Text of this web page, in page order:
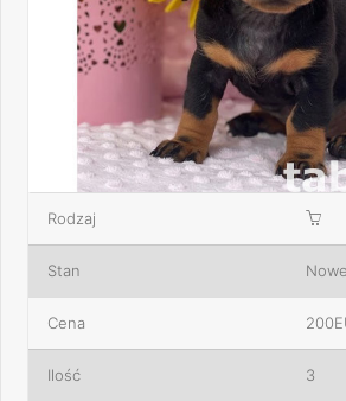
Rodzaj
Stan Nowe
Cena
Ilość 3